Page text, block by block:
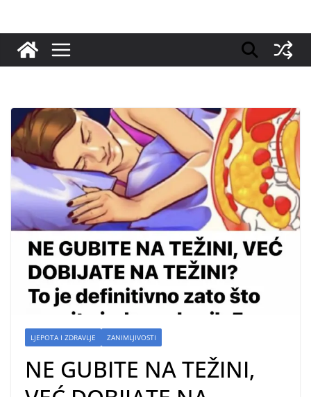
content
LJEPOTA I ZDRAVLJE ZANIMLJIVOSTI
NE GUBITE NA TEŽINI,